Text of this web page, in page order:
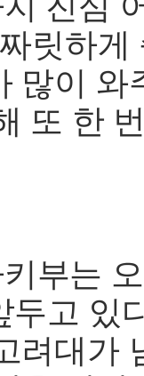
릿하
많이 와
또 한
부는
두고 있
려대가